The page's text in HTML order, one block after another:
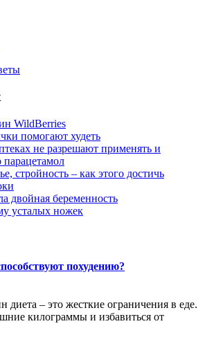
WildBerries
помогают худеть
не разрешают применять и
парацетамол
стройность – как этого достичь
беременность
усталых ножек
похудению?
– это жесткие ограничения в еде.
килограммы и избавиться от